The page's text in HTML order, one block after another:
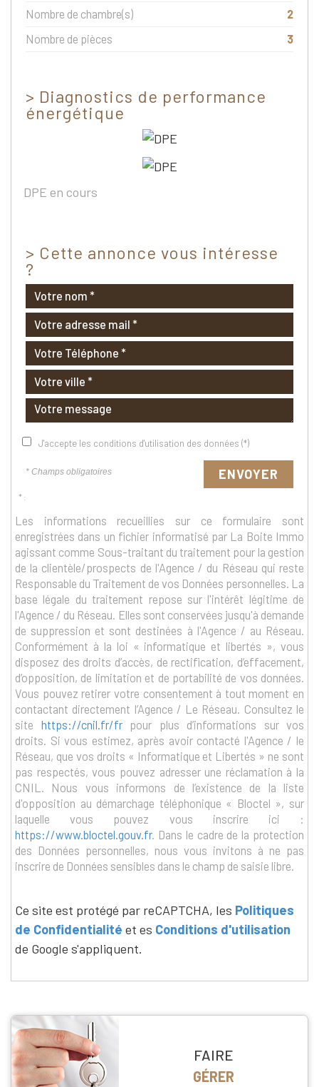
Nombre de chambre(s)
2
Nombre de pièces
3
> Diagnostics de performance
énergétique
DPE en cours
> Cette annonce vous intéresse
?
J'accepte les conditions d'utilisation des données (*)
* Champs obligatoires ENVOYER
* :
Les informations recueillies sur ce formulaire sont
enregistrées dans un fichier informatisé par La Boite Immo
agissant comme Sous-traitant du traitement pour la gestion
de la clientèle/prospects de l'Agence / du Réseau qui reste
Responsable du Traitement de vos Données personnelles. La
base légale du traitement repose sur l'intérêt légitime de
l'Agence / du Réseau. Elles sont conservées jusqu'à demande
de suppression et sont destinées à l'Agence / au Réseau.
Conformément à la loi « informatique et libertés », vous
disposez des droits d’accès, de rectification, d’effacement,
d’opposition, de limitation et de portabilité de vos données.
Vous pouvez retirer votre consentement à tout moment en
contactant directement l’Agence / Le Réseau. Consultez le
site https://cnil.fr/frpour plus d’informations sur vos
droits. Si vous estimez, après avoir contacté l'Agence / le
Réseau, que vos droits « Informatique et Libertés » ne sont
pas respectés, vous pouvez adresser une réclamation à la
CNIL. Nous vous informons de l’existence de la liste
d'opposition au démarchage téléphonique « Bloctel », sur
laquelle vous pouvez vous inscrire ici :
https://www.bloctel.gouv.fr. Dans le cadre de la protection
des Données personnelles, nous vous invitons à ne pas
inscrire de Données sensibles dans le champ de saisie libre.
Ce site est protégé par reCAPTCHA, les Politiques
de Confidentialité et es Conditions d'utilisation
de Google s'appliquent.
FAIRE
GÉRER